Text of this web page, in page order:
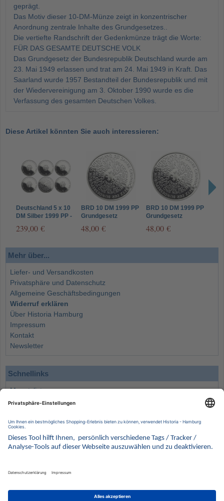
geprägt.
Das Motiv dieser 10-DM-Münze zeigt in konzentrischer
Anordnung zentrale Inhalte des Grundgesetzes..
Die vertiefte Randschrift der Gedenkmünze trägt die Worte:
FÜR DAS GESAMTE DEUTSCHE VOLK
Das Grundgesetz der Bundesrepublik Deutschland wurde am
23. Mai 1949 erlassen und trat am 24. Mai 1949 in Kraft. Das
Saarland wurde 1957 Bestandteil der Bundesrepublik und mit
der Wiedervereinigung am 3. Oktober 1990 wurde es die
Verfassung des gesamten Deutschen Volkes.
Diese Artikel könnten Sie auch interessieren:
Deutschland 5 x 10
DM Silber 1999 PP -
Grundgesetz
G J
239,00 €
BRD 10 DM 1999 PP
Grundgesetz
48,00 €
BRD 10 DM 1999 PP
Grundgesetz
48,00 €
Mehr über...
Liefer- und Versandkosten
Privatsphäre und Datenschutz
Allgemeine Geschäftsbedingungen
Widerruf erklären
Über Historia Hamburg
Impressum
Kontakt
Newsletter
Schnellinks
Monatsliste
Angebote
Wissenswertes
Kontakt